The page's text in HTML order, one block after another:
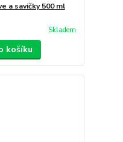
a savičky 500 ml
Skladem
košíku